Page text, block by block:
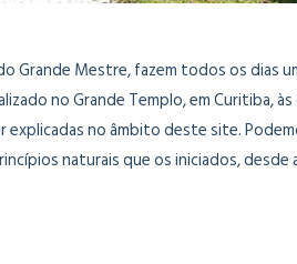
Grande Mestre, fazem todos os dias
no Grande Templo, em Curitiba,
explicadas no âmbito deste site.
naturais que os iniciados,